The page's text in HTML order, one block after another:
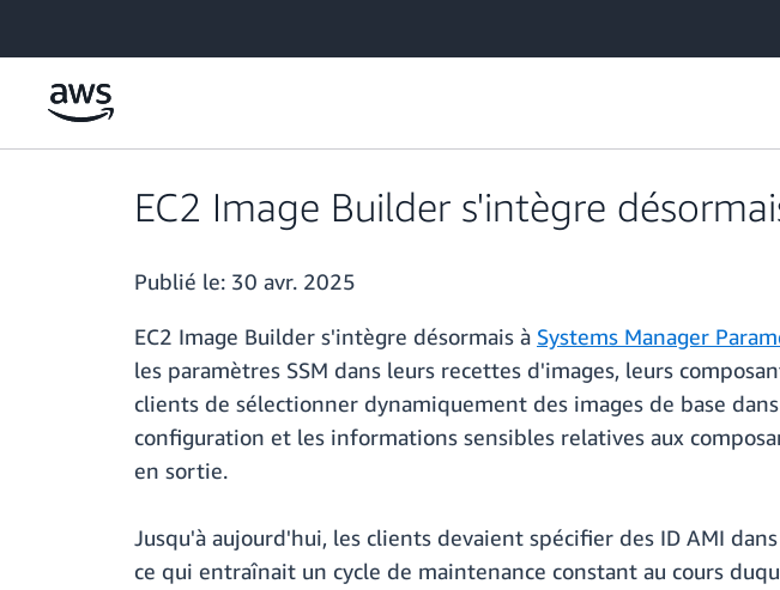
EC2 Image Builder s'intègre
Publié le: 30 avr. 2025
EC2 Image Builder s'intègre désormais à Systems Manager
les paramètres SSM dans leurs recettes d'images, leurs
clients de sélectionner dynamiquement des images de base
configuration et les informations sensibles relatives aux
en sortie.
Jusqu'à aujourd'hui, les clients devaient spécifier des ID AMI
ce qui entraînait un cycle de maintenance constant au cours